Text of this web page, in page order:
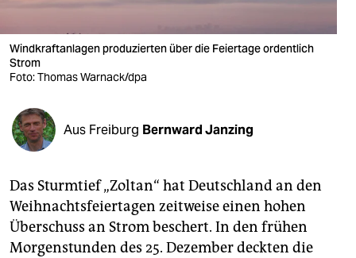
veranstaltungen
shop
fragen & hilfe
unterstützen
genossenschaft
epaper login
Windkraftanlagen produzierten über die Feiertage ordentlich
Strom
Foto: Thomas Warnack/dpa
Aus Freiburg Bernward Janzing
Das Sturmtief „Zoltan“ hat Deutschland an den
Weihnachtsfeiertagen zeitweise einen hohen
Überschuss an Strom beschert. In den frühen
Morgenstunden des 25. Dezember deckten die